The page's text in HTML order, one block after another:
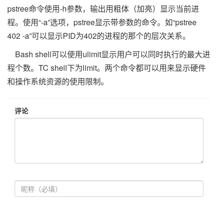
pstree命令使用-h参数，输出用粗体（加亮）显示当前进
程。使用“-a”选项，pstree显示带参数的命令。如“pstree
402 -a”可以显示PID为402的进程的那个的层次关系。
Bash shell可以使用ulimit显示用户可以同时执行的最大进
程个数。TC shell下为limit。两个命令都可以用来显示硬件
和操作系统资源的使用限制。
评论